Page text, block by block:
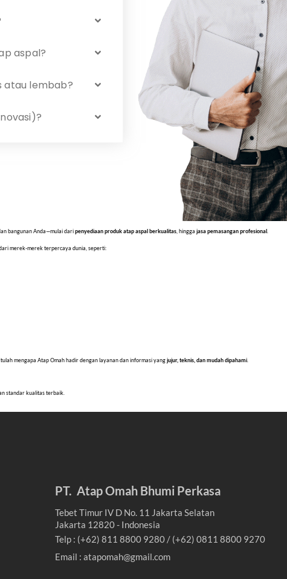
aspal?
atau lembab?
bangunan Anda—mulai daripenyediaan produk atap aspal berkualitas, hingga jasa pemasangan profesional.
merek-merek terpercaya dunia, seperti:
mengapa Atap Omah hadir dengan layanan dan informasi yangjujur, teknis, dan mudah dipahami
standar kualitas terbaik.
PT. Atap Omah Bhumi Perkasa
Tebet Timur IV D No. 11 Jakarta Selatan
Jakarta 12820 - Indonesia
Telp : (+62) 811 8800 9280 / (+62) 0811 8800 9270
Email : atapomah@gmail.com